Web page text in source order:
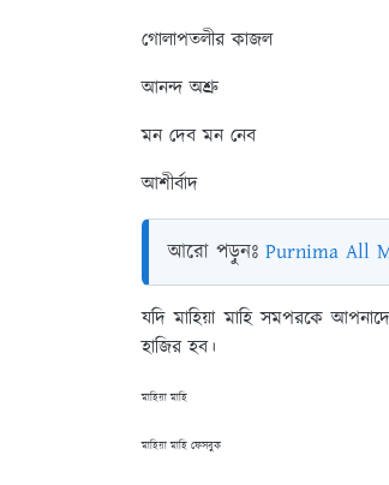
গোলাপতলীর কাজল
আনন্দ অশ্রু
মন দেব মন নেব
আশীর্বাদ
আরো পড়ুনঃ Purnima All
যদি মাহিয়া মাহি সমপরকে
হাজির হব।
মাহিয়া মাহি
মাহিয়া মাহি ফেসবুক